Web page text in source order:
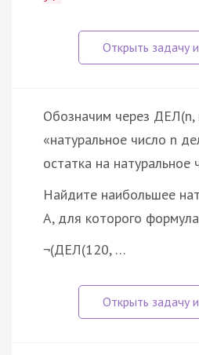
Обозначим через ДЕЛ(n,
«натуральное число n
остатка на натуральное
Найдите наибольшее
A, для которого формула
¬(ДЕЛ(120, …